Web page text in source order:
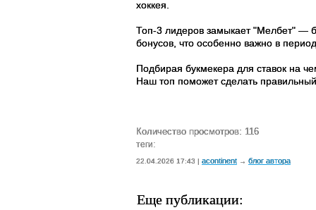
хоккея.
Топ-3 лидеров замыкает "Мелбет" —
бонусов, что особенно важно в
Подбирая букмекера для ставок на
Наш топ поможет сделать
Количество просмотров: 116
теги:
22.04.2026 17:43 | acontinent → блог автора
Еще публикации: